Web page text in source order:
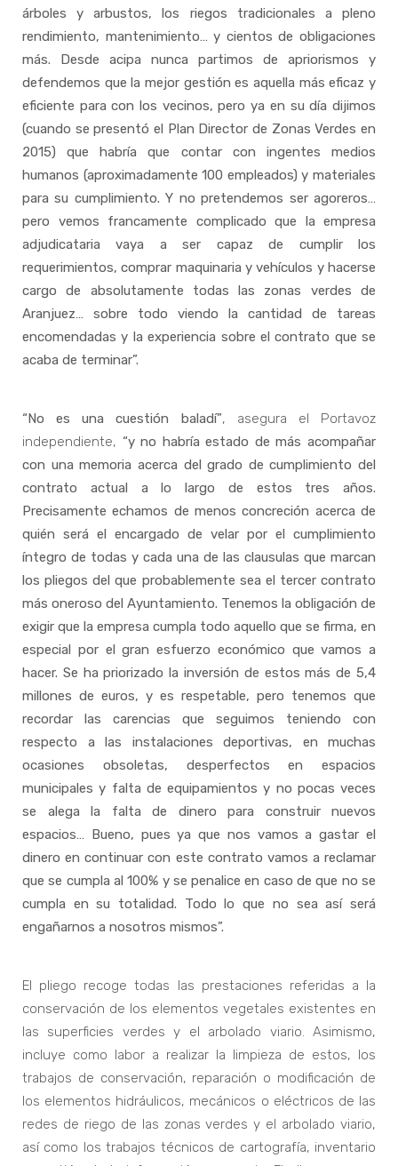
árboles y arbustos, los riegos tradicionales a pleno
rendimiento, mantenimiento… y cientos de obligaciones
más. Desde acipa nunca partimos de apriorismos y
defendemos que la mejor gestión es aquella más eficaz y
eficiente para con los vecinos, pero ya en su día dijimos
(cuando se presentó el Plan Director de Zonas Verdes en
2015) que habría que contar con ingentes medios
humanos (aproximadamente 100 empleados) y materiales
para su cumplimiento. Y no pretendemos ser agoreros…
pero vemos francamente complicado que la empresa
adjudicataria vaya a ser capaz de cumplir los
requerimientos, comprar maquinaria y vehículos y hacerse
cargo de absolutamente todas las zonas verdes de
Aranjuez… sobre todo viendo la cantidad de tareas
encomendadas y la experiencia sobre el contrato que se
acaba de terminar”.
“No es una cuestión baladí”, asegura el Portavoz
independiente, “y no habría estado de más acompañar
con una memoria acerca del grado de cumplimiento del
contrato actual a lo largo de estos tres años.
Precisamente echamos de menos concreción acerca de
quién será el encargado de velar por el cumplimiento
íntegro de todas y cada una de las clausulas que marcan
los pliegos del que probablemente sea el tercer contrato
más oneroso del Ayuntamiento. Tenemos la obligación de
exigir que la empresa cumpla todo aquello que se firma, en
especial por el gran esfuerzo económico que vamos a
hacer. Se ha priorizado la inversión de estos más de 5,4
millones de euros, y es respetable, pero tenemos que
recordar las carencias que seguimos teniendo con
respecto a las instalaciones deportivas, en muchas
ocasiones obsoletas, desperfectos en espacios
municipales y falta de equipamientos y no pocas veces
se alega la falta de dinero para construir nuevos
espacios… Bueno, pues ya que nos vamos a gastar el
dinero en continuar con este contrato vamos a reclamar
que se cumpla al 100% y se penalice en caso de que no se
cumpla en su totalidad. Todo lo que no sea así será
engañarnos a nosotros mismos”.
El pliego recoge todas las prestaciones referidas a la
conservación de los elementos vegetales existentes en
las superficies verdes y el arbolado viario. Asimismo,
incluye como labor a realizar la limpieza de estos, los
trabajos de conservación, reparación o modificación de
los elementos hidráulicos, mecánicos o eléctricos de las
redes de riego de las zonas verdes y el arbolado viario,
así como los trabajos técnicos de cartografía, inventario